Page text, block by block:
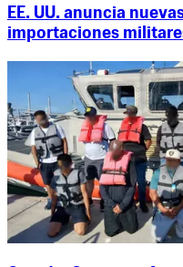
EE. UU. anuncia
importaciones